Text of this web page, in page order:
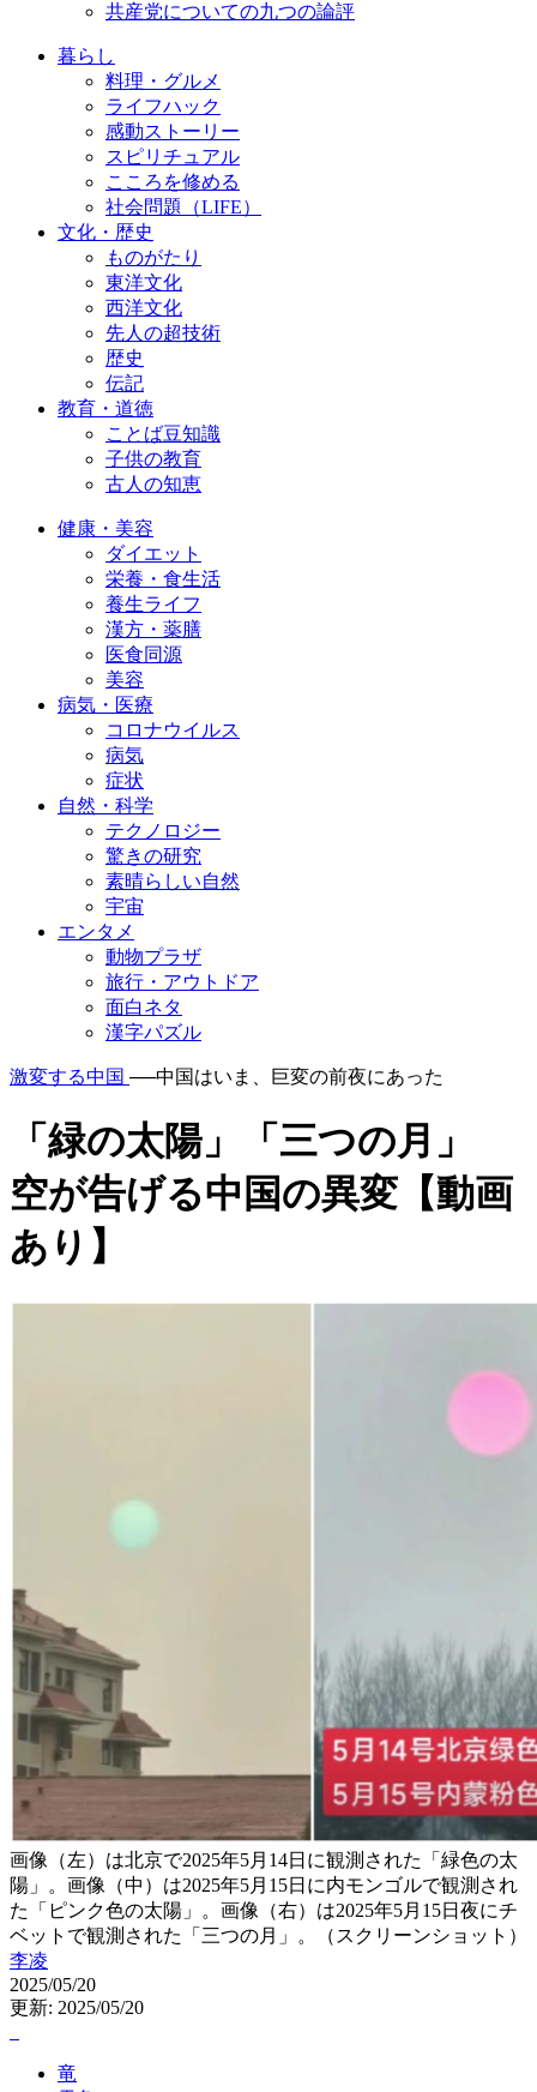
共産党についての九つの論評
暮らし
料理・グルメ
ライフハック
感動ストーリー
スピリチュアル
こころを修める
社会問題（LIFE）
文化・歴史
ものがたり
東洋文化
西洋文化
先人の超技術
歴史
伝記
教育・道徳
ことば豆知識
子供の教育
古人の知恵
健康・美容
ダイエット
栄養・食生活
養生ライフ
漢方・薬膳
医食同源
美容
病気・医療
コロナウイルス
病気
症状
自然・科学
テクノロジー
驚きの研究
素晴らしい自然
宇宙
エンタメ
動物プラザ
旅行・アウトドア
面白ネタ
漢字パズル
激変する中国 ──中国はいま、巨変の前夜にあった
「緑の太陽」「三つの月」
空が告げる中国の異変【動画
あり】
画像（左）は北京で2025年5月14日に観測された「緑色の太
陽」。画像（中）は2025年5月15日に内モンゴルで観測され
た「ピンク色の太陽」。画像（右）は2025年5月15日夜にチ
ベットで観測された「三つの月」。（スクリーンショット）
李凌
2025/05/20
更新: 2025/05/20
竜